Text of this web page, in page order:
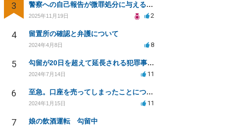
3 警察への自己報告が微罪処分に与える影響は？
2025年11月19日 2
4 留置所の確認と弁護について
2024年4月8日 8
5 勾留が20日を超えて延長される犯罪事例について教えてください
2024年7月14日 11
6 至急。口座を売ってしまったことについて
2024年1月15日 11
7 娘の飲酒運転 勾留中